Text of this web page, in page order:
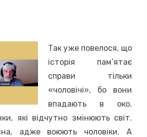
Так уже повелося, що
історія пам’ятає
справи тільки
«чоловічі», бо вони
впадають в око.
які відчутно змінюють світ.
адже воюють чоловіки. А